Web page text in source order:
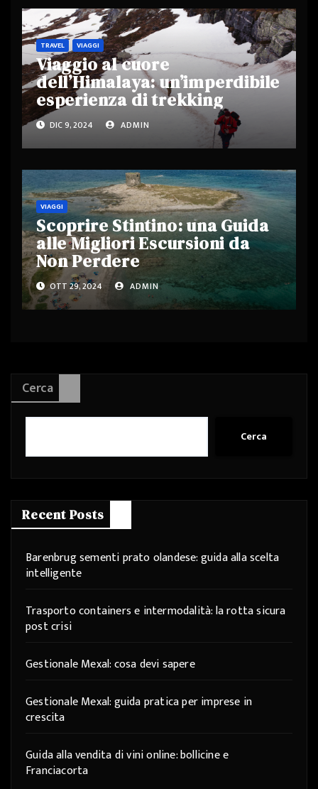
TRAVEL VIAGGI
Viaggio al cuore
dell’Himalaya: un’imperdibile
esperienza di trekking
DIC 9, 2024 ADMIN
VIAGGI
Scoprire Stintino: una Guida
alle Migliori Escursioni da
Non Perdere
OTT 29, 2024 ADMIN
Cerca
Cerca
Recent Posts
Barenbrug sementi prato olandese: guida alla scelta
intelligente
Trasporto containers e intermodalità: la rotta sicura
post crisi
Gestionale Mexal: cosa devi sapere
Gestionale Mexal: guida pratica per imprese in
crescita
Guida alla vendita di vini online: bollicine e
Franciacorta